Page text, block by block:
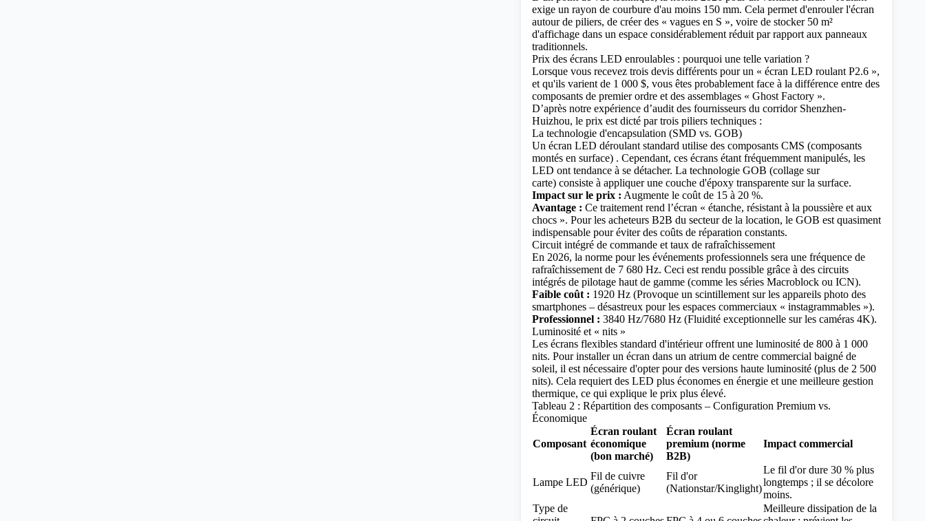
exige un rayon de courbure d'au moins 150 mm. Cela permet d'enrouler l'écran
autour de piliers, de créer des « vagues en S », voire de stocker 50 m²
d'affichage dans un espace considérablement réduit par rapport aux panneaux
traditionnels.
Prix ​​des écrans LED enroulables : pourquoi une telle variation ?
Lorsque vous recevez trois devis différents pour un « écran LED roulant P2.6 »,
et qu'ils varient de 1 000 $, vous êtes probablement face à la différence entre des
composants de premier ordre et des assemblages « Ghost Factory ».
D’après notre expérience d’audit des fournisseurs du corridor Shenzhen-
Huizhou, le prix est dicté par trois piliers techniques :
La technologie d'encapsulation (SMD vs. GOB)
Un écran LED déroulant standard utilise des composants CMS (composants
montés en surface) . Cependant, ces écrans étant fréquemment manipulés, les
LED ont tendance à se détacher. La technologie GOB (collage sur
carte) consiste à appliquer une couche d'époxy transparente sur la surface.
Impact sur le prix : Augmente le coût de 15 à 20 %.
Avantage : Ce traitement rend l’écran « étanche, résistant à la poussière et aux
chocs ». Pour les acheteurs B2B du secteur de la location, le GOB est quasiment
indispensable pour éviter des coûts de réparation constants.
Circuit intégré de commande et taux de rafraîchissement
En 2026, la norme pour les événements professionnels sera une fréquence de
rafraîchissement de 7 680 Hz. Ceci est rendu possible grâce à des circuits
intégrés de pilotage haut de gamme (comme les séries Macroblock ou ICN).
Faible coût : 1920 Hz (Provoque un scintillement sur les appareils photo des
smartphones – désastreux pour les espaces commerciaux « instagrammables »).
Professionnel : 3840 Hz/7680 Hz (Fluidité exceptionnelle sur les caméras 4K).
Luminosité et « nits »
Les écrans flexibles standard d'intérieur offrent une luminosité de 800 à 1 000
nits. Pour installer un écran dans un atrium de centre commercial baigné de
soleil, il est nécessaire d'opter pour des versions haute luminosité (plus de 2 500
nits). Cela requiert des LED plus économes en énergie et une meilleure gestion
thermique, ce qui explique le prix plus élevé.
Tableau 2 : Répartition des composants – Configuration Premium vs.
Économique
Composant
Écran roulant
économique
(bon marché)
Écran roulant
premium (norme
B2B)
Impact commercial
Lampe LED
Fil de cuivre
(générique)
Fil d'or
(Nationstar/Kinglight)
Le fil d'or dure 30 % plus
longtemps ; il se décolore
moins.
Type de
Meilleure dissipation de la